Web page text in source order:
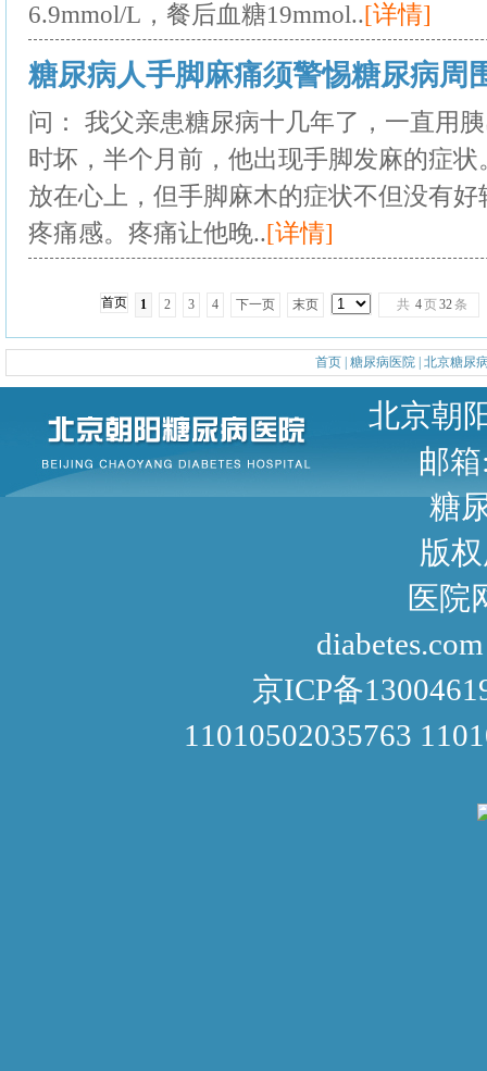
6.9mmol/L，餐后血糖19mmol..[详情]
糖尿病人手脚麻痛须警惕糖尿病周
问： 我父亲患糖尿病十几年了，一直用
时坏，半个月前，他出现手脚发麻的症
放在心上，但手脚麻木的症状不但没有
疼痛感。疼痛让他晚..[详情]
首页 1 2 3 4 下一页 末页 共 4页32条
首页 糖尿病医院 北京糖尿
北京朝阳区甜水园东
邮箱
糖尿病咨询
版
医院网址： http://
京ICP备
11010502035763